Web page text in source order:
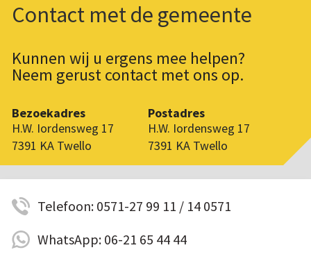
Contact met de gemeente
Kunnen wij u ergens mee helpen?
Neem gerust contact met ons op.
Bezoekadres
H.W. Iordensweg 17
7391 KA Twello
Postadres
H.W. Iordensweg 17
7391 KA Twello
Telefoon: 0571-27 99 11 / 14 0571
WhatsApp: 06-21 65 44 44